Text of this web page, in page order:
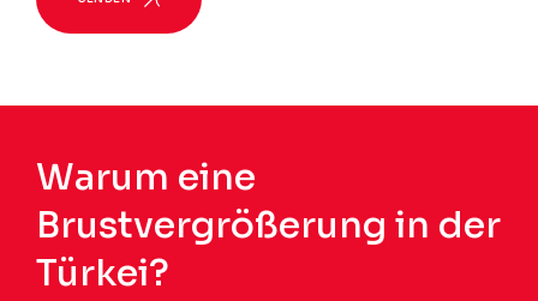
Warum eine
Brustvergrößerung in der
Türkei?